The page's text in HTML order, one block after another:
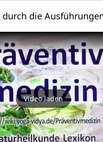
durch die
Video laden